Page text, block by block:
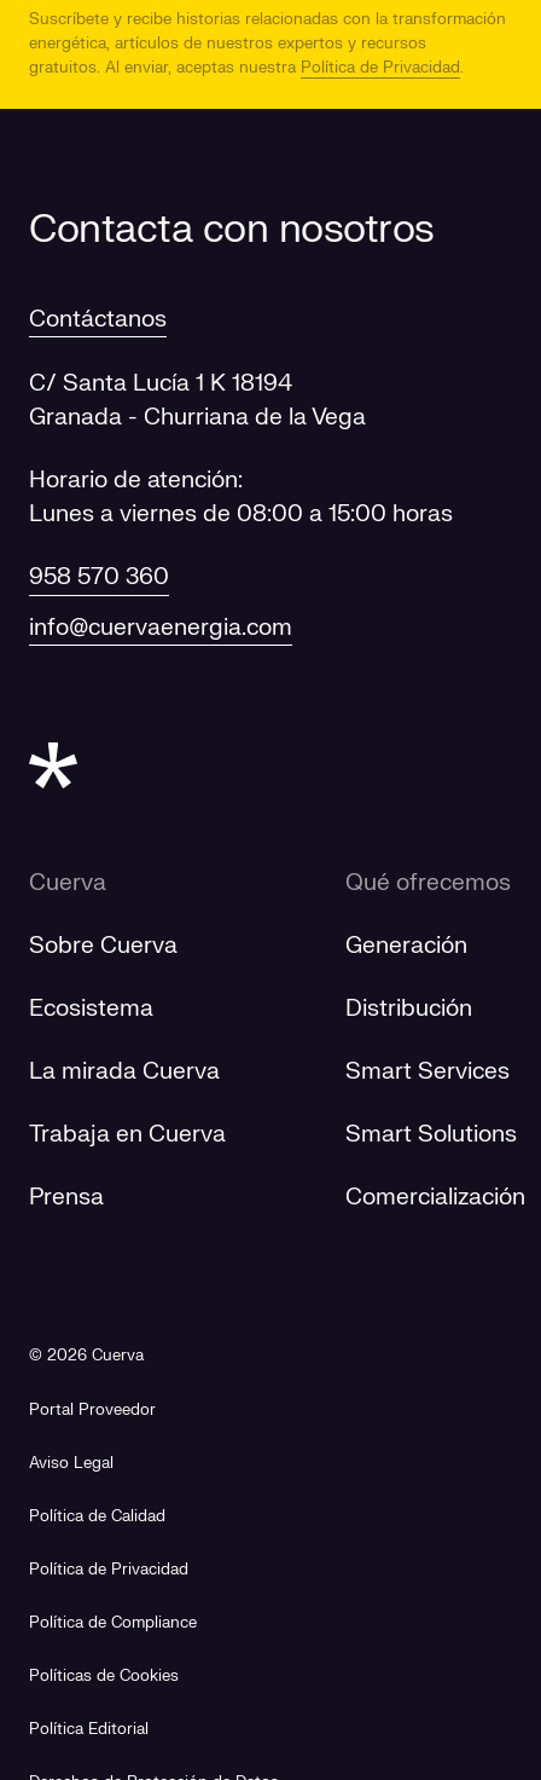
Suscríbete y recibe historias relacionadas con la transformación
energética, artículos de nuestros expertos y recursos
gratuitos. Al enviar, aceptas nuestra Política de Privacidad.
Contacta con nosotros
Contáctanos
C/ Santa Lucía 1 K 18194
Granada - Churriana de la Vega
Horario de atención:
Lunes a viernes de 08:00 a 15:00 horas
958 570 360
info@cuervaenergia.com
Cuerva
Sobre Cuerva
Ecosistema
La mirada Cuerva
Trabaja en Cuerva
Prensa
Qué ofrecemos
Generación
Distribución
Smart Services
Smart Solutions
Comercialización
© 2026 Cuerva
Portal Proveedor
Aviso Legal
Política de Calidad
Política de Privacidad
Política de Compliance
Políticas de Cookies
Política Editorial